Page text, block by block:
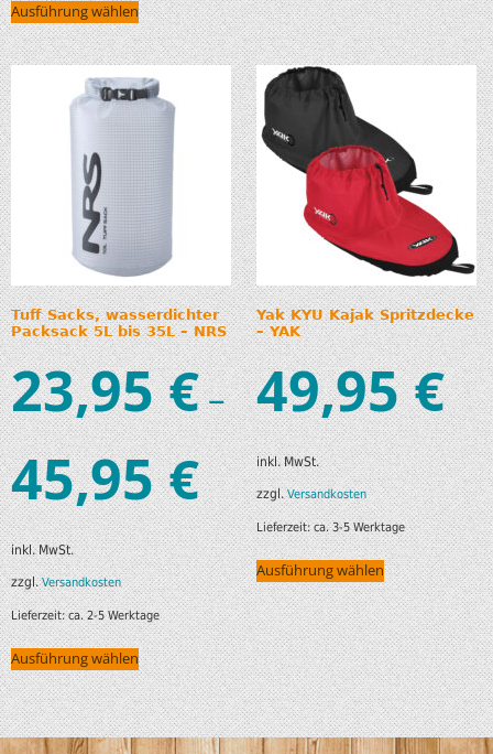
Ausführung wählen
Tuff Sacks, wasserdichter
Packsack 5L bis 35L – NRS
23,95€–
45,95€
inkl. MwSt.
zzgl.Versandkosten
Lieferzeit:ca. 2-5 Werktage
Ausführung wählen
Yak KYU Kajak Spritzdecke
– YAK
49,95€
inkl. MwSt.
zzgl.Versandkosten
Lieferzeit:ca. 3-5 Werktage
Ausführung wählen